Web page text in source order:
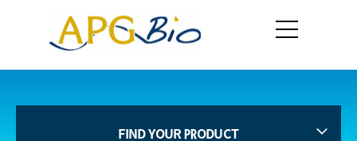
FIND YOUR PRODUCT